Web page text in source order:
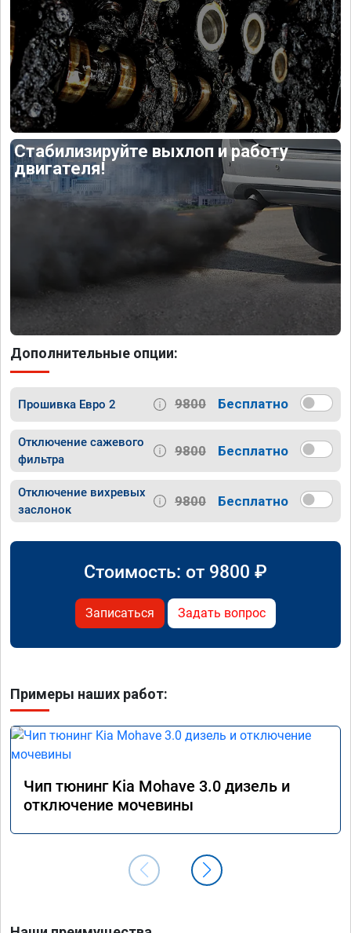
Стабилизируйте выхлоп и работу
двигателя!
Дополнительные опции:
Прошивка Евро 2 9800 Бесплатно
Отключение сажевого
фильтра
9800 Бесплатно
Отключение вихревых
заслонок
9800 Бесплатно
Стоимость: от 9800 ₽
Записаться Задать вопрос
Примеры наших работ:
Чип тюнинг Kia Mohave 3.0 дизель и
отключение мочевины